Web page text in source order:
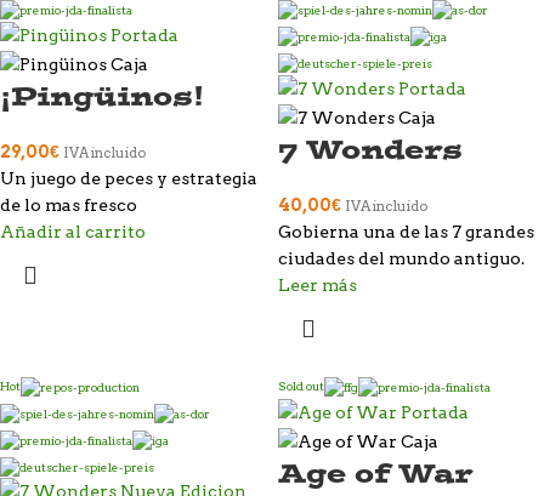
¡Pingüinos!
29,00€ IVA incluido
Un juego de peces y estrategia
de lo mas fresco
Añadir al carrito
7 Wonders
40,00€ IVA incluido
Gobierna una de las 7 grandes
ciudades del mundo antiguo.
Leer más
Hot Sold out
Age of War